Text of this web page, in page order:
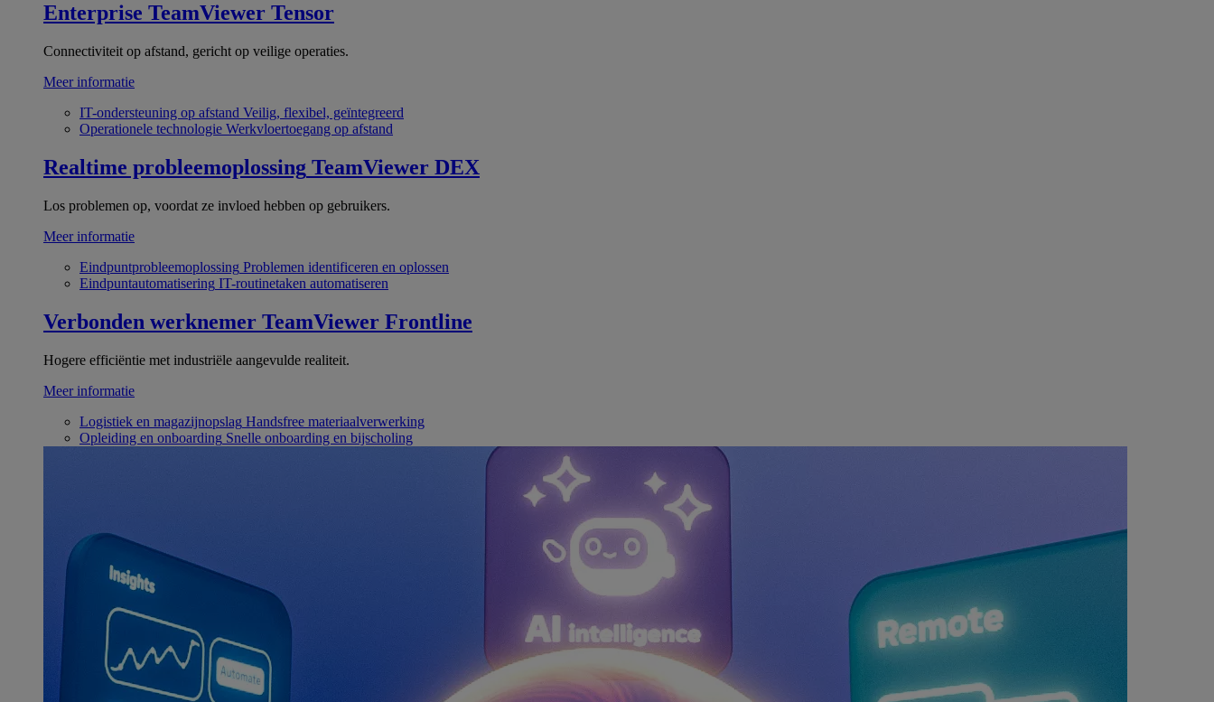
Enterprise TeamViewer Tensor
Connectiviteit op afstand, gericht op veilige operaties.
Meer informatie
IT-ondersteuning op afstand Veilig, flexibel, geïntegreerd
Operationele technologie Werkvloertoegang op afstand
Realtime probleemoplossing TeamViewer DEX
Los problemen op, voordat ze invloed hebben op gebruikers.
Meer informatie
Eindpuntprobleemoplossing Problemen identificeren en oplossen
Eindpuntautomatisering IT-routinetaken automatiseren
Verbonden werknemer TeamViewer Frontline
Hogere efficiëntie met industriële aangevulde realiteit.
Meer informatie
Logistiek en magazijnopslag Handsfree materiaalverwerking
Opleiding en onboarding Snelle onboarding en bijscholing